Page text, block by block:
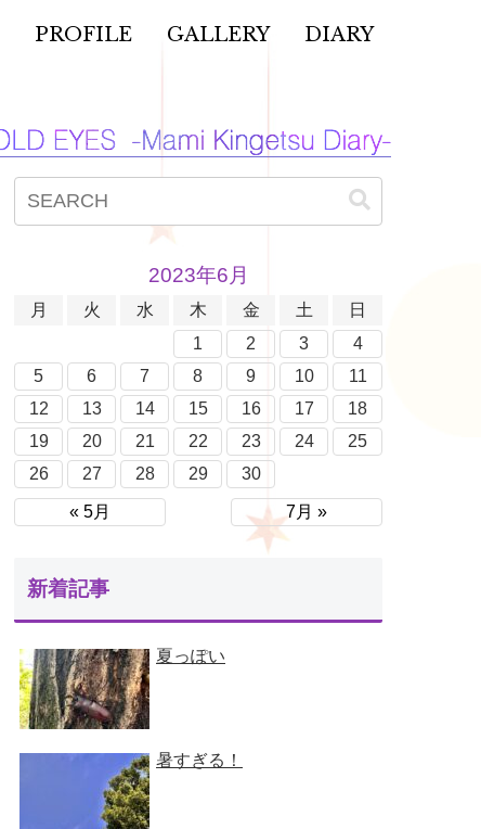
PROFILE GALLERY DIARY
2023年6月
月 火 水 木 金 土
日
1
2 3
4
5
6 7 8 9 10
11
12
13 14 15 16 17
18
19
20 21 22 23 24
25
26
27 28 29 30
« 5月 7月 »
新着記事
夏っぽい
暑すぎる！